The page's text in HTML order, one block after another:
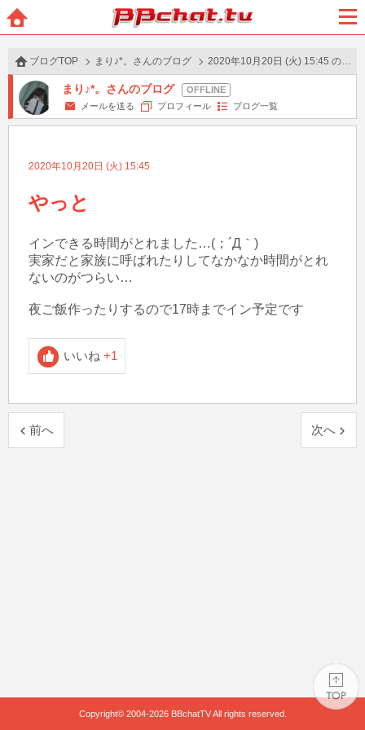
BBchatTV
ュー
ブログTOP まり♪*。さんのブログ 2020年10月20日 (火) 15:45 の投稿
まり♪*。さんのブログ
メールを送る プロフィール ブログ一覧
2020年10月20日 (火) 15:45
やっと
インできる時間がとれました…(；´Д｀)
実家だと家族に呼ばれたりしてなかなか時間がとれ
ないのがつらい…
夜ご飯作ったりするので17時までイン予定です
いいね +1
前へ 次へ
Copyright© 2004-2026 BBchatTVAll rights reserved.